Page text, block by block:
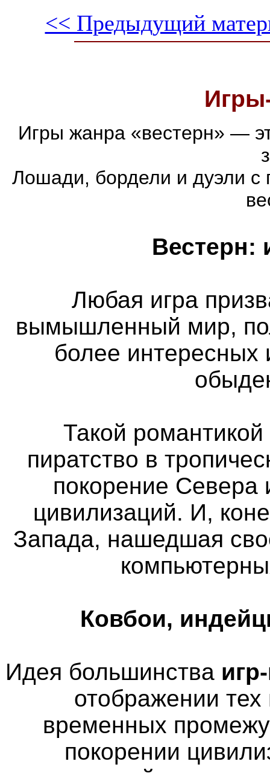
<< Предыдущий
Игры жанра «вестерн» —
Лошади, бордели и дуэли с
Вестерн:
Любая игра
вымышленный мир,
более
Такой
пиратство в
покорение Севера
цивилизаций. И,
Запада, нашедшая
Ковбои,
Идея большинства
отображении
временных
покорении